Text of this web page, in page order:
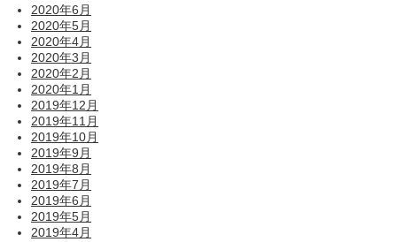
2020年6月
2020年5月
2020年4月
2020年3月
2020年2月
2020年1月
2019年12月
2019年11月
2019年10月
2019年9月
2019年8月
2019年7月
2019年6月
2019年5月
2019年4月